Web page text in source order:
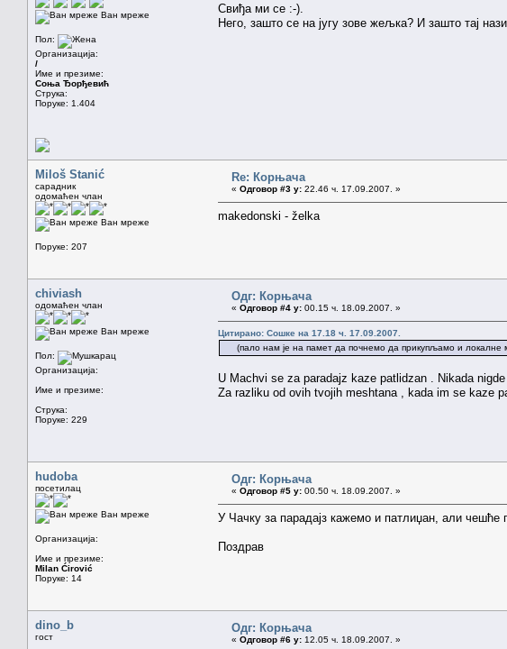
Ван мреже
Пол:
Организација:
/
Име и презиме:
Соња Ђорђевић
Струка:
Поруке: 1.404
Свиђа ми се :-).
Него, зашто се на југу зове жељка? И зашто тај
Miloš Stanić
сарадник
одомаћен члан
Ван мреже
Поруке: 207
Re: Корњача
« Одговор #3 у: 22.46 ч. 17.09.2007. »
makedonski - želka
chiviash
одомаћен члан
Ван мреже
Пол:
Организација:
Име и презиме:
Струка:
Поруке: 229
Одг: Корњача
« Одговор #4 у: 00.15 ч. 18.09.2007. »
Цитирано: Сошке на 17.18 ч. 17.09.2007.
(пало нам је на памет да почнемо да прикупљамо и локалне
U Machvi se za paradajz kaze patlidzan . Nikada
Za razliku od ovih tvojih meshtana , kada im se kaze
hudoba
посетилац
Ван мреже
Организација:
Име и презиме:
Milan Ćirović
Поруке: 14
Одг: Корњача
« Одговор #5 у: 00.50 ч. 18.09.2007. »
У Чачку за парадајз кажемо и патлиџан, али чешће
Поздрав
dino_b
гост
Одг: Корњача
« Одговор #6 у: 12.05 ч. 18.09.2007. »